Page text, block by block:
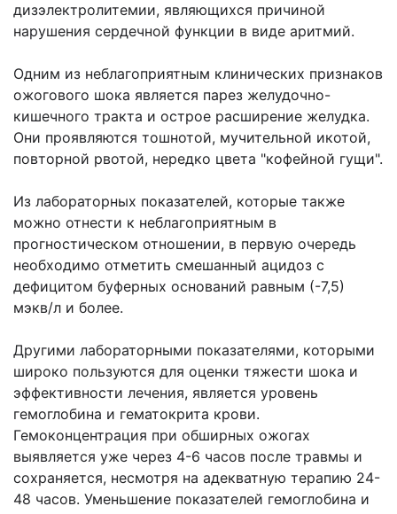
дизэлектролитемии, являющихся причиной
нарушения сердечной функции в виде аритмий.
Одним из неблагоприятным клинических признаков
ожогового шока является парез желудочно-
кишечного тракта и острое расширение желудка.
Они проявляются тошнотой, мучительной икотой,
повторной рвотой, нередко цвета "кофейной гущи".
Из лабораторных показателей, которые также
можно отнести к неблагоприятным в
прогностическом отношении, в первую очередь
необходимо отметить смешанный ацидоз с
дефицитом буферных оснований равным (-7,5)
мэкв/л и более.
Другими лабораторными показателями, которыми
широко пользуются для оценки тяжести шока и
эффективности лечения, является уровень
гемоглобина и гематокрита крови.
Гемоконцентрация при обширных ожогах
выявляется уже через 4-6 часов после травмы и
сохраняется, несмотря на адекватную терапию 24-
48 часов. Уменьшение показателей гемоглобина и